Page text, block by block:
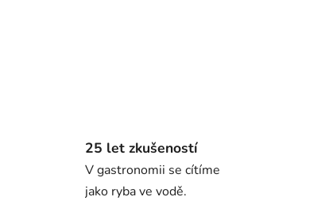
25 let zkušeností
V gastronomii se cítíme
jako ryba ve vodě.